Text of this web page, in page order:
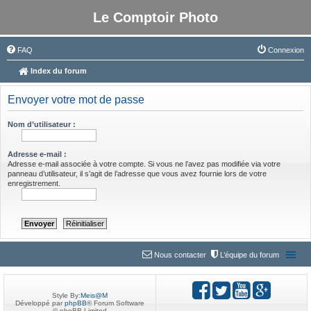
Le Comptoir Photo
FAQ Connexion
Index du forum
Envoyer votre mot de passe
Nom d’utilisateur :
Adresse e-mail :
Adresse e-mail associée à votre compte. Si vous ne l’avez pas modifiée via votre
panneau d’utilisateur, il s’agit de l’adresse que vous avez fournie lors de votre
enregistrement.
L’équipe du forum
Nous contacter
Style By:Meis@M
Développé parphpBB® Forum Software